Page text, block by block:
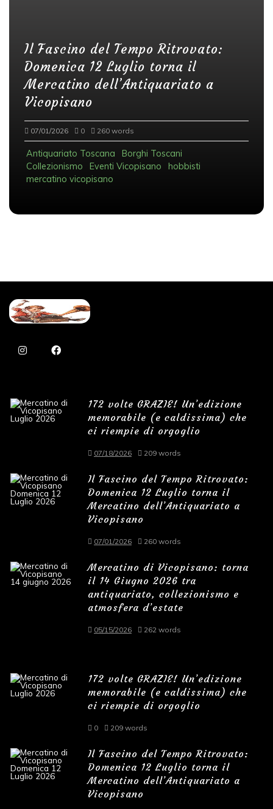
Il Fascino del Tempo Ritrovato:
Domenica 12 Luglio torna il
Mercatino dell’Antiquariato a
Vicopisano
07/01/2026 0 260 words
Antiquariato Toscana
Borghi Toscani
Collezionismo
Eventi Vicopisano
hobbisti
mercatino vicopisano
172 volte GRAZIE! Un’edizione
memorabile (e caldissima) che
ci riempie di orgoglio
07/18/2026 209 words
Il Fascino del Tempo Ritrovato:
Domenica 12 Luglio torna il
Mercatino dell’Antiquariato a
Vicopisano
07/01/2026 260 words
Mercatino di Vicopisano: torna
il 14 Giugno 2026 tra
antiquariato, collezionismo e
atmosfera d’estate
05/15/2026 262 words
172 volte GRAZIE! Un’edizione
memorabile (e caldissima) che
ci riempie di orgoglio
0 209 words
Il Fascino del Tempo Ritrovato:
Domenica 12 Luglio torna il
Mercatino dell’Antiquariato a
Vicopisano